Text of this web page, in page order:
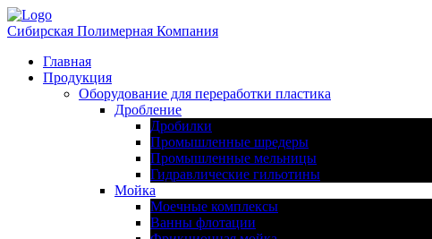
Сибирская Полимерная Компания
Главная
Продукция
Оборудование для переработки пластика
Дробление
Дробилки
Промышленные шредеры
Промышленные мельницы
Гидравлические гильотины
Мойка
Моечные комплексы
Ванны флотации